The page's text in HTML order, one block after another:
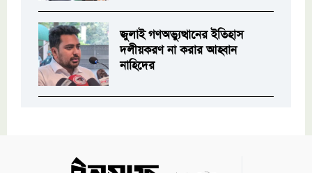
জুলাই গণঅভ্যুত্থানের ইতিহাস
দলীয়করণ না করার আহ্বান
নাহিদের